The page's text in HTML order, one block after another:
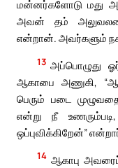
மன்னர்களோடு மது
அவன் தம் அலுவலரை
என்றான். அவர்களும்
13 அப்பொழுது
ஆகாபை அணுகி,
பெரும் படை
என்று நீ
ஒப்புவிக்கிறேன்”
14 ஆகாபு